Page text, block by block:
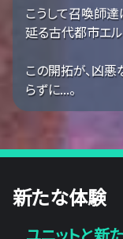
こうして召喚師
延る古代都市エル
この開拓が、凶悪
らずに...。
新たな体験